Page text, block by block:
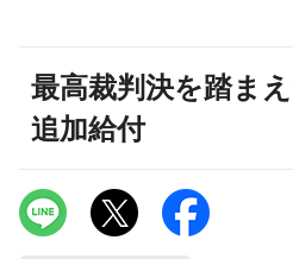
最高裁判決を踏ま
追加給付